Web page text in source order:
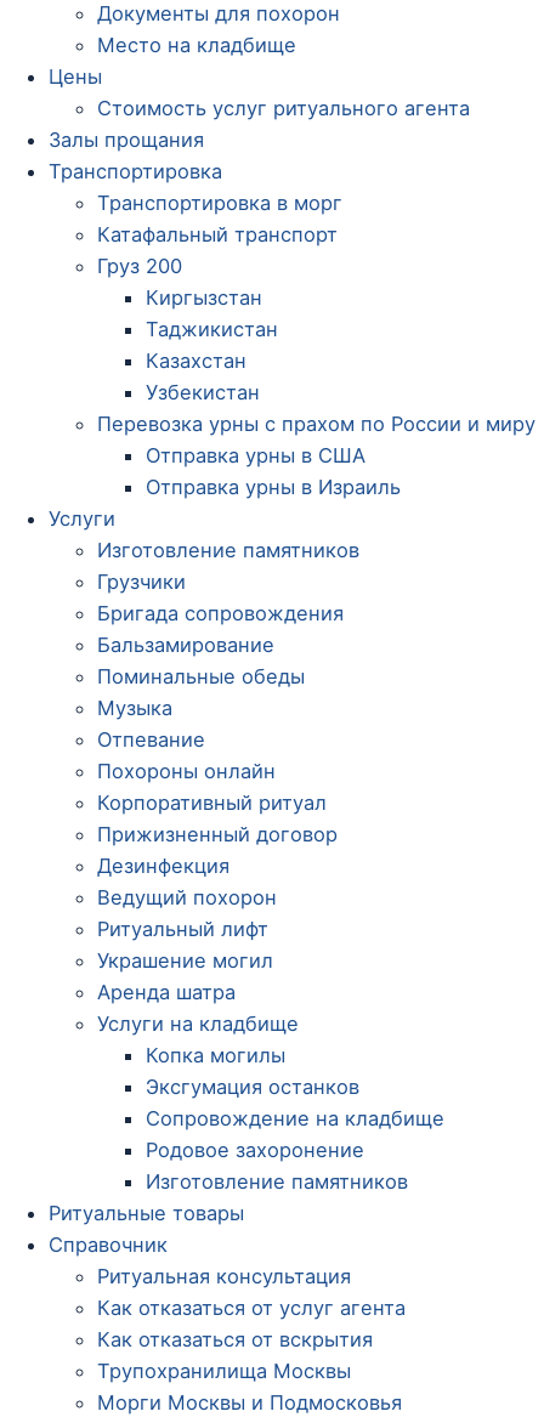
Документы для похорон
Место на кладбище
Цены
Стоимость услуг ритуального агента
Залы прощания
Транспортировка
Транспортировка в морг
Катафальный транспорт
Груз 200
Киргызстан
Таджикистан
Казахстан
Узбекистан
Перевозка урны с прахом по России и миру
Отправка урны в США
Отправка урны в Израиль
Услуги
Изготовление памятников
Грузчики
Бригада сопровождения
Бальзамирование
Поминальные обеды
Музыка
Отпевание
Похороны онлайн
Корпоративный ритуал
Прижизненный договор
Дезинфекция
Ведущий похорон
Ритуальный лифт
Украшение могил
Аренда шатра
Услуги на кладбище
Копка могилы
Эксгумация останков
Сопровождение на кладбище
Родовое захоронение
Изготовление памятников
Ритуальные товары
Справочник
Ритуальная консультация
Как отказаться от услуг агента
Как отказаться от вскрытия
Трупохранилища Москвы
Морги Москвы и Подмосковья